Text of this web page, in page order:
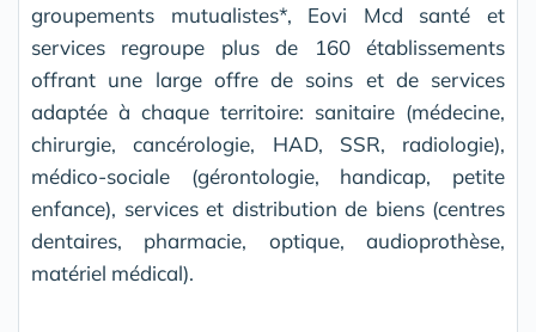
groupements mutualistes*, Eovi Mcd santé et
services regroupe plus de 160 établissements
offrant une large offre de soins et de services
adaptée à chaque territoire: sanitaire (médecine,
chirurgie, cancérologie, HAD, SSR, radiologie),
médico-sociale (gérontologie, handicap, petite
enfance), services et distribution de biens (centres
dentaires, pharmacie, optique, audioprothèse,
matériel médical).